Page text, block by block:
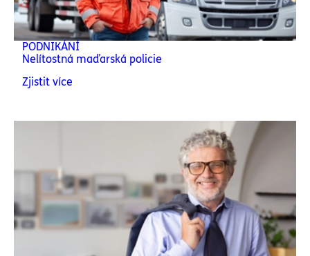
PODNIKÁNÍ
Nelítostná maďarská policie
Zjistit více